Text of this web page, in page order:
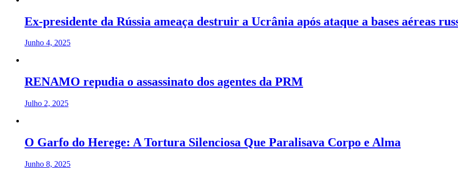
Ex-presidente da Rússia ameaça destruir a Ucrânia após ataque a bases aéreas
Junho 4, 2025
RENAMO repudia o assassinato dos agentes da PRM
Julho 2, 2025
O Garfo do Herege: A Tortura Silenciosa Que Paralisava Corpo e Alma
Junho 8, 2025